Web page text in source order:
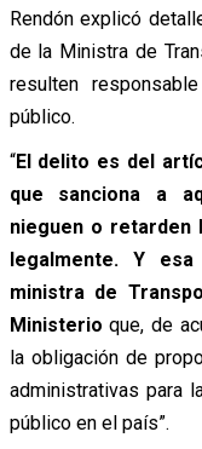
Rendón explicó
de la Ministra de
resulten
público.
“El delito es del
que sanciona a
nieguen o retarden
legalmente. Y
ministra de
Ministerio que, de
la obligación de
administrativas para
público en el país”.